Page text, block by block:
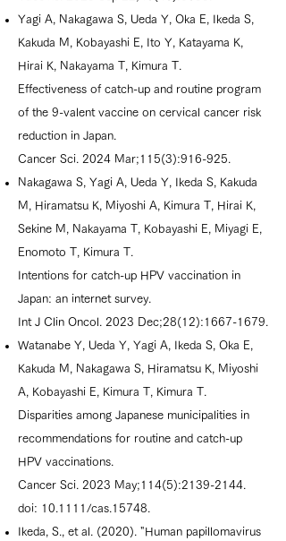
Yagi A, Nakagawa S, Ueda Y, Oka E, Ikeda S,
Kakuda M, Kobayashi E, Ito Y, Katayama K,
Hirai K, Nakayama T, Kimura T.
Effectiveness of catch-up and routine program
of the 9-valent vaccine on cervical cancer risk
reduction in Japan.
Cancer Sci. 2024 Mar;115(3):916-925.
Nakagawa S, Yagi A, Ueda Y, Ikeda S, Kakuda
M, Hiramatsu K, Miyoshi A, Kimura T, Hirai K,
Sekine M, Nakayama T, Kobayashi E, Miyagi E,
Enomoto T, Kimura T.
Intentions for catch-up HPV vaccination in
Japan: an internet survey.
Int J Clin Oncol. 2023 Dec;28(12):1667-1679.
Watanabe Y, Ueda Y, Yagi A, Ikeda S, Oka E,
Kakuda M, Nakagawa S, Hiramatsu K, Miyoshi
A, Kobayashi E, Kimura T, Kimura T.
Disparities among Japanese municipalities in
recommendations for routine and catch-up
HPV vaccinations.
Cancer Sci. 2023 May;114(5):2139-2144.
doi: 10.1111/cas.15748.
Ikeda, S., et al. (2020). "Human papillomavirus